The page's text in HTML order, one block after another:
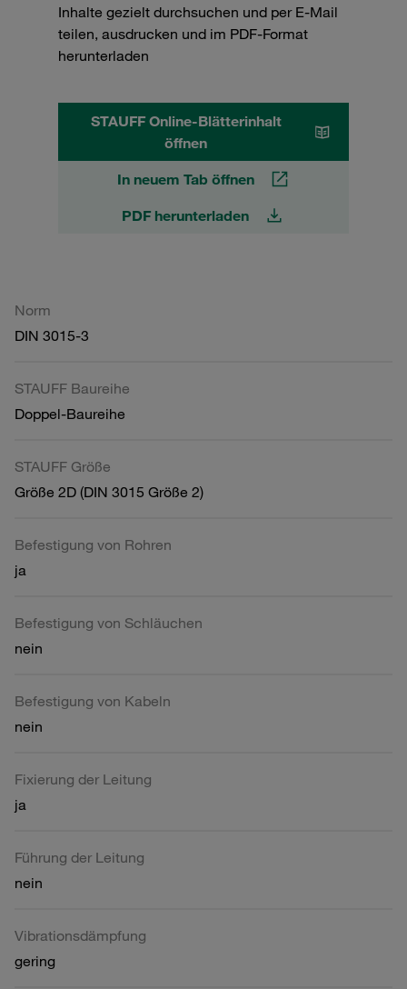
Inhalte gezielt durchsuchen und per E-Mail
teilen, ausdrucken und im PDF-Format
herunterladen
STAUFF Online-Blätterinhalt
öffnen
In neuem Tab öffnen
PDF herunterladen
Norm
DIN 3015-3
STAUFF Baureihe
Doppel-Baureihe
STAUFF Größe
Größe 2D (DIN 3015 Größe 2)
Befestigung von Rohren
ja
Befestigung von Schläuchen
nein
Befestigung von Kabeln
nein
Fixierung der Leitung
ja
Führung der Leitung
nein
Vibrationsdämpfung
gering